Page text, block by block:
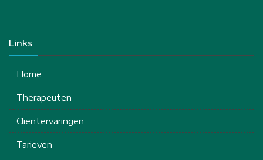
Links
Home
Therapeuten
Cliëntervaringen
Tarieven